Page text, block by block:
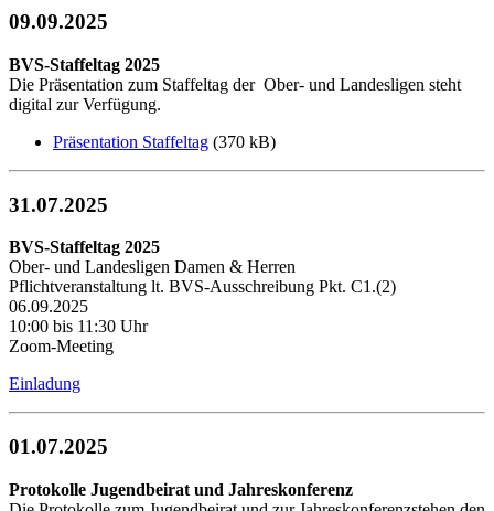
09.09.2025
BVS-Staffeltag 2025
Die Präsentation zum Staffeltag der Ober- und Landesligen steht
digital zur Verfügung.
Präsentation Staffeltag (370 kB)
31.07.2025
BVS-Staffeltag 2025
Ober- und Landesligen Damen & Herren
Pflichtveranstaltung lt. BVS-Ausschreibung Pkt. C1.(2)
06.09.2025
10:00 bis 11:30 Uhr
Zoom-Meeting
Einladung
01.07.2025
Protokolle Jugendbeirat und Jahreskonferenz